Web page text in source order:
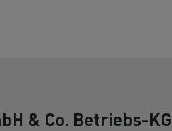
& Co. Betriebs-KG